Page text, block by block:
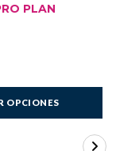
PLAN
OPCIONES